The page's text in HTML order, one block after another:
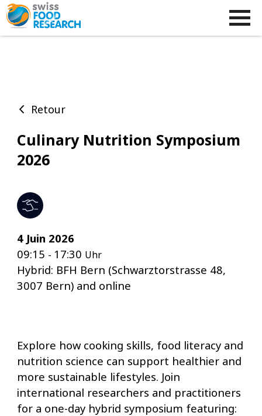
Retour
Culinary Nutrition Symposium
2026
4 Juin 2026
09:15 - 17:30 Uhr
Hybrid: BFH Bern (Schwarztorstrasse 48,
3007 Bern) and online
Explore how cooking skills, food literacy and
nutrition science can support healthier and
more sustainable lifestyles. Join
international researchers and practitioners
for a one-day hybrid symposium featuring: